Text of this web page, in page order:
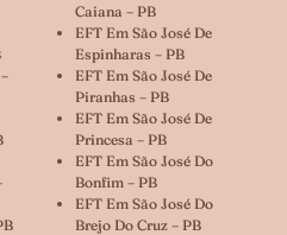
Caiana – PB
EFT Em São José De
Espinharas – PB
EFT Em São José De
Piranhas – PB
EFT Em São José De
Princesa – PB
EFT Em São José Do
Bonfim – PB
EFT Em São José Do
Brejo Do Cruz – PB